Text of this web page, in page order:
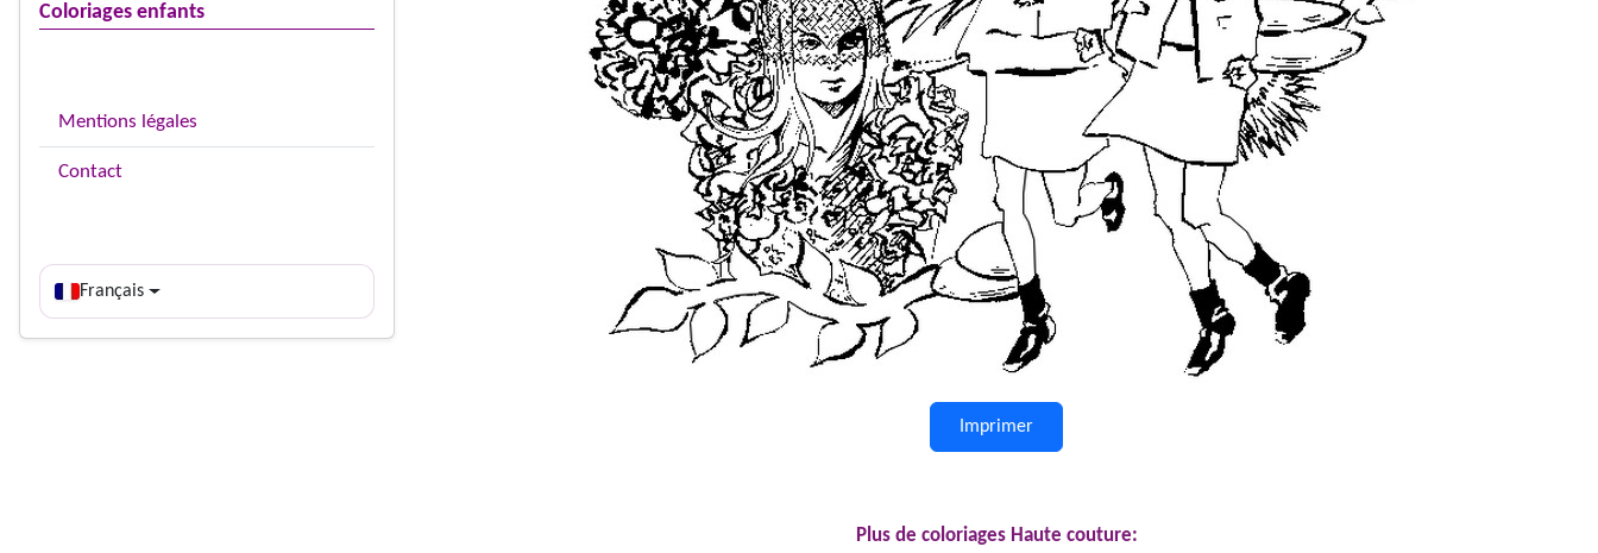
Coloriages enfants
Mentions légales
Contact
Français
Imprimer
Plus de coloriages Haute couture: